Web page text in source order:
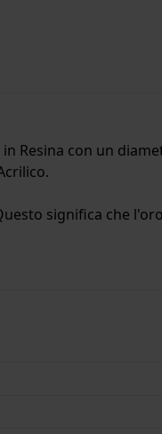
Resina con un
significa che